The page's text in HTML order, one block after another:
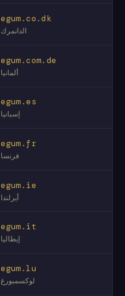
egum.co.dk
الدانمرك
egum.com.de
ألمانيا
egum.es
إسبانيا
egum.fr
فرنسا
egum.ie
أيرلندا
egum.it
إيطاليا
egum.lu
لوكسمبورغ